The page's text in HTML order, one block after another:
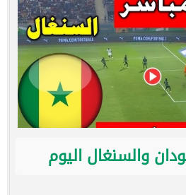
والسنغال اليوم